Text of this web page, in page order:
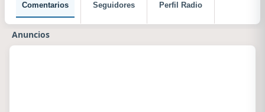
Comentarios Seguidores Perfil Radio
Anuncios